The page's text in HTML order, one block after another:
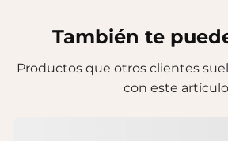
También te
Productos que otros clientes
con este